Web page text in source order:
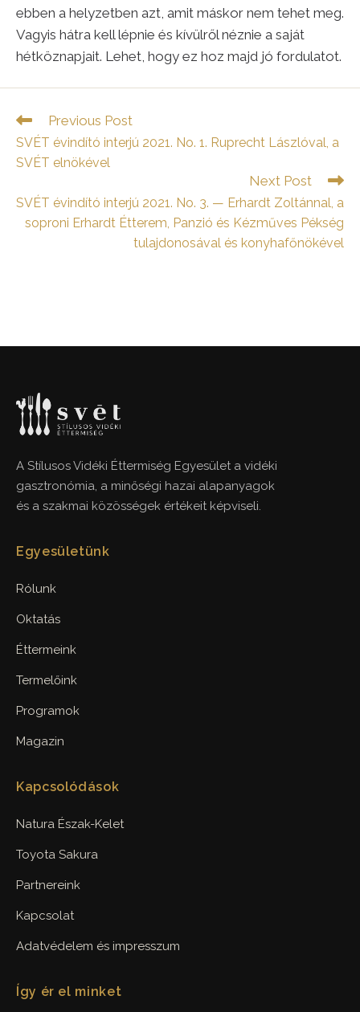
ebben a helyzetben azt, amit máskor nem tehet meg.
Vagyis hátra kell lépnie és kívülről néznie a saját
hétköznapjait. Lehet, hogy ez hoz majd jó fordulatot.
Read
more
articles
Previous Post
SVÉT évindító interjú 2021. No. 1. Ruprecht Lászlóval, a
SVÉT elnökével
Next Post
SVÉT évindító interjú 2021. No. 3. — Erhardt Zoltánnal, a
soproni Erhardt Étterem, Panzió és Kézműves Pékség
tulajdonosával és konyhafőnökével
A Stílusos Vidéki Éttermiség Egyesület a vidéki
gasztronómia, a minőségi hazai alapanyagok
és a szakmai közösségek értékeit képviseli.
Egyesületünk
Rólunk
Oktatás
Éttermeink
Termelőink
Programok
Magazin
Kapcsolódások
Natura Észak-Kelet
Toyota Sakura
Partnereink
Kapcsolat
Adatvédelem és impresszum
Így ér el minket